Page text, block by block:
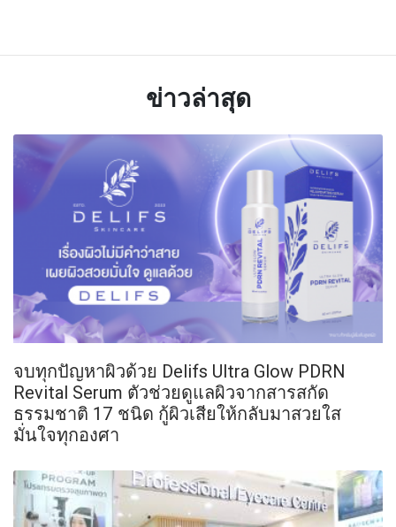
ข่าวล่าสุด
จบทุกปัญหาผิวด้วย Delifs Ultra Glow PDRN
Revital Serum ตัวช่วยดูแลผิวจากสารสกัด
ธรรมชาติ 17 ชนิด กู้ผิวเสียให้กลับมาสวยใส
มั่นใจทุกองศา